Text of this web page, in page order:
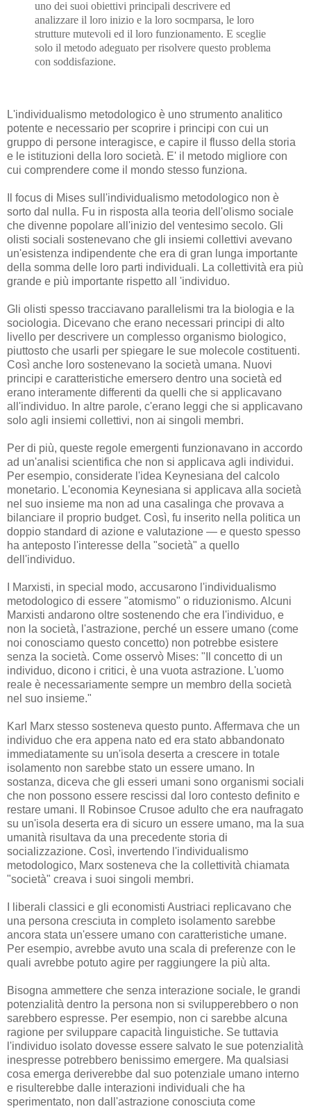
uno dei suoi obiettivi principali descrivere ed
analizzare il loro inizio e la loro socmparsa, le loro
strutture mutevoli ed il loro funzionamento. E sceglie
solo il metodo adeguato per risolvere questo problema
con soddisfazione.
L'individualismo metodologico è uno strumento analitico
potente e necessario per scoprire i principi con cui un
gruppo di persone interagisce, e capire il flusso della storia
e le istituzioni della loro società. E' il metodo migliore con
cui comprendere come il mondo stesso funziona.
Il focus di Mises sull'individualismo metodologico non è
sorto dal nulla. Fu in risposta alla teoria dell'olismo sociale
che divenne popolare all'inizio del ventesimo secolo. Gli
olisti sociali sostenevano che gli insiemi collettivi avevano
un'esistenza indipendente che era di gran lunga importante
della somma delle loro parti individuali. La collettività era più
grande e più importante rispetto all 'individuo.
Gli olisti spesso tracciavano parallelismi tra la biologia e la
sociologia. Dicevano che erano necessari principi di alto
livello per descrivere un complesso organismo biologico,
piuttosto che usarli per spiegare le sue molecole costituenti.
Così anche loro sostenevano la società umana. Nuovi
principi e caratteristiche emersero dentro una società ed
erano interamente differenti da quelli che si applicavano
all'individuo. In altre parole, c'erano leggi che si applicavano
solo agli insiemi collettivi, non ai singoli membri.
Per di più, queste regole emergenti funzionavano in accordo
ad un'analisi scientifica che non si applicava agli individui.
Per esempio, considerate l'idea Keynesiana del calcolo
monetario. L'economia Keynesiana si applicava alla società
nel suo insieme ma non ad una casalinga che provava a
bilanciare il proprio budget. Così, fu inserito nella politica un
doppio standard di azione e valutazione — e questo spesso
ha anteposto l'interesse della "società" a quello
dell'individuo.
I Marxisti, in special modo, accusarono l'individualismo
metodologico di essere "atomismo" o riduzionismo. Alcuni
Marxisti andarono oltre sostenendo che era l'individuo, e
non la società, l'astrazione, perché un essere umano (come
noi conosciamo questo concetto) non potrebbe esistere
senza la società. Come osservò Mises: "Il concetto di un
individuo, dicono i critici, è una vuota astrazione. L'uomo
reale è necessariamente sempre un membro della società
nel suo insieme."
Karl Marx stesso sosteneva questo punto. Affermava che un
individuo che era appena nato ed era stato abbandonato
immediatamente su un'isola deserta a crescere in totale
isolamento non sarebbe stato un essere umano. In
sostanza, diceva che gli esseri umani sono organismi sociali
che non possono essere rescissi dal loro contesto definito e
restare umani. Il Robinsoe Crusoe adulto che era naufragato
su un'isola deserta era di sicuro un essere umano, ma la sua
umanità risultava da una precedente storia di
socializzazione. Così, invertendo l'individualismo
metodologico, Marx sosteneva che la collettività chiamata
"società" creava i suoi singoli membri.
I liberali classici e gli economisti Austriaci replicavano che
una persona cresciuta in completo isolamento sarebbe
ancora stata un'essere umano con caratteristiche umane.
Per esempio, avrebbe avuto una scala di preferenze con le
quali avrebbe potuto agire per raggiungere la più alta.
Bisogna ammettere che senza interazione sociale, le grandi
potenzialità dentro la persona non si svilupperebbero o non
sarebbero espresse. Per esempio, non ci sarebbe alcuna
ragione per sviluppare capacità linguistiche. Se tuttavia
l'individuo isolato dovesse essere salvato le sue potenzialità
inespresse potrebbero benissimo emergere. Ma qualsiasi
cosa emerga deriverebbe dal suo potenziale umano interno
e risulterebbe dalle interazioni individuali che ha
sperimentato, non dall'astrazione conosciuta come